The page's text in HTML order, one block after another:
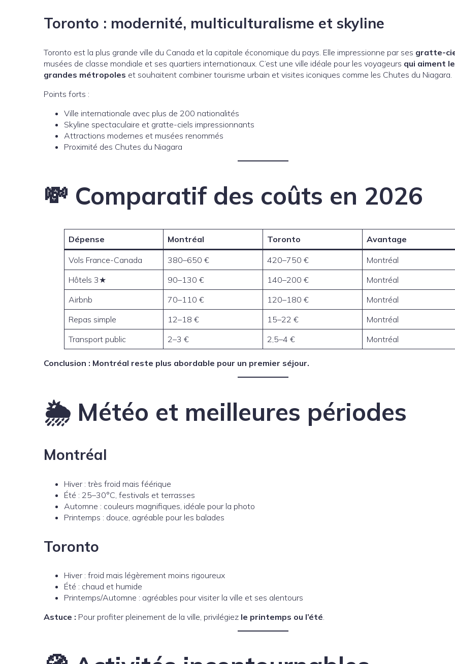
Toronto : modernité, multiculturalisme et skyline
Toronto est la plus grande ville du Canada et la capitale économique du pays. Elle impressionne par ses gratte-
musées de classe mondiale et ses quartiers internationaux. C’est une ville idéale pour les voyageurs qui aiment
grandes métropoles et souhaitent combiner tourisme urbain et visites iconiques comme les Chutes du Niagara.
Points forts :
Ville internationale avec plus de 200 nationalités
Skyline spectaculaire et gratte-ciels impressionnants
Attractions modernes et musées renommés
Proximité des Chutes du Niagara
💸 Comparatif des coûts en 2026
Dépense Montréal Toronto Avantage
Vols France-Canada 380–650 € 420–750 €
Montréal
Hôtels 3★
90–130 € 140–200 €
Montréal
Airbnb
70–110 € 120–180 €
Montréal
Repas simple
12–18 € 15–22 €
Montréal
Transport public
2–3 € 2,5–4 € Montréal
Conclusion : Montréal reste plus abordable pour un premier séjour.
🌦️ Météo et meilleures périodes
Montréal
Hiver : très froid mais féérique
Été : 25–30°C, festivals et terrasses
Automne : couleurs magnifiques, idéale pour la photo
Printemps : douce, agréable pour les balades
Toronto
Hiver : froid mais légèrement moins rigoureux
Été : chaud et humide
Printemps/Automne : agréables pour visiter la ville et ses alentours
Astuce : Pour profiter pleinement de la ville, privilégiez le printemps ou l’été.